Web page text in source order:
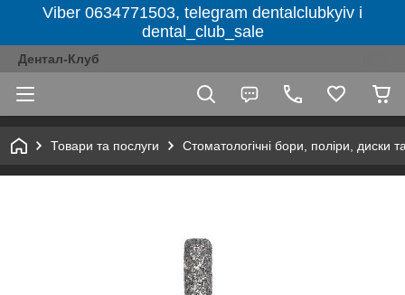
Viber 0634771503, telegram dentalclubkyiv і
dental_club_sale
Дентал-Клуб
Товари та послуги Стоматологічні бори, поліри, диски